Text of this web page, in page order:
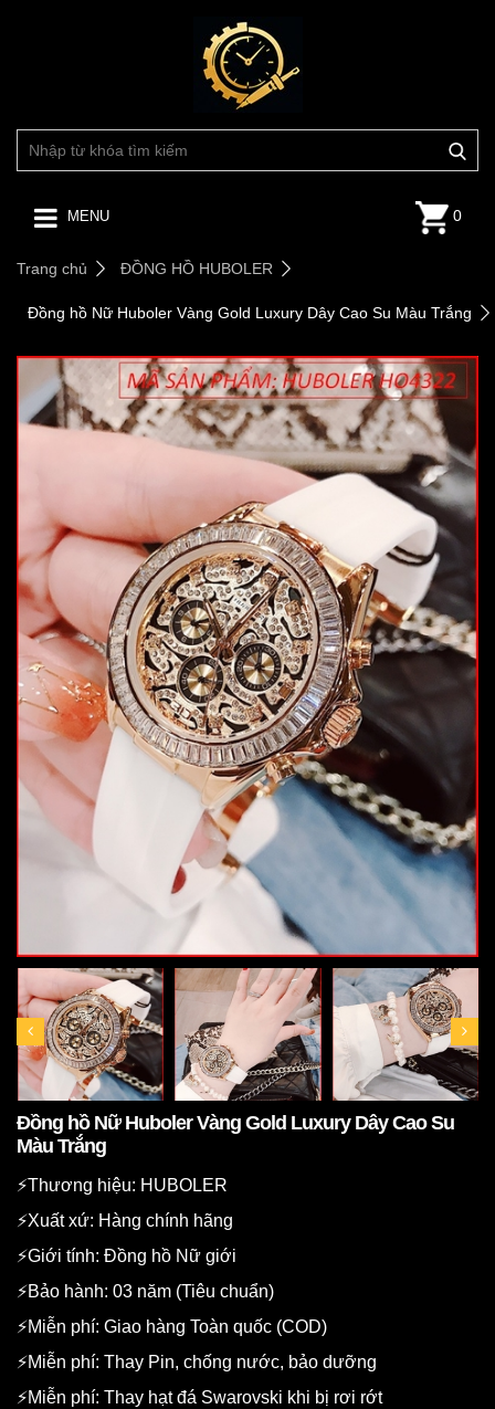
MENU 0
Trang chủ ĐỒNG HỒ HUBOLER
Đồng hồ Nữ Huboler Vàng Gold Luxury Dây Cao Su Màu Trắng
Đồng hồ Nữ Huboler Vàng Gold Luxury Dây Cao Su
Màu Trắng
⚡️Thương hiệu: HUBOLER
⚡️Xuất xứ: Hàng chính hãng
⚡️Giới tính: Đồng hồ Nữ giới
⚡️Bảo hành: 03 năm (Tiêu chuẩn)
⚡️Miễn phí: Giao hàng Toàn quốc (COD)
⚡️Miễn phí: Thay Pin, chống nước, bảo dưỡng
⚡️Miễn phí: Thay hạt đá Swarovski khi bị rơi rớt